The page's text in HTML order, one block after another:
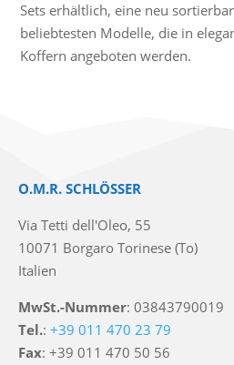
Sets erhältlich, eine neu
beliebtesten Modelle, die in
Koffern angeboten werden.
O.M.R. SCHLÖSSER
Via Tetti dell'Oleo, 55
10071 Borgaro Torinese (To)
Italien
MwSt.-Nummer: 03843790019
Tel.:+39 011 470 23 79
Fax: +39 011 470 50 56